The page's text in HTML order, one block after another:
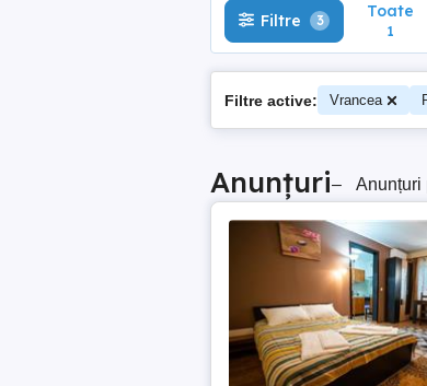
Filtre 3 Toate
1
Filtre active: Vrancea
Anunțuri– Anunțuri